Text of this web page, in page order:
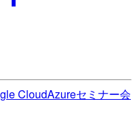
CloudAzureセミナー会